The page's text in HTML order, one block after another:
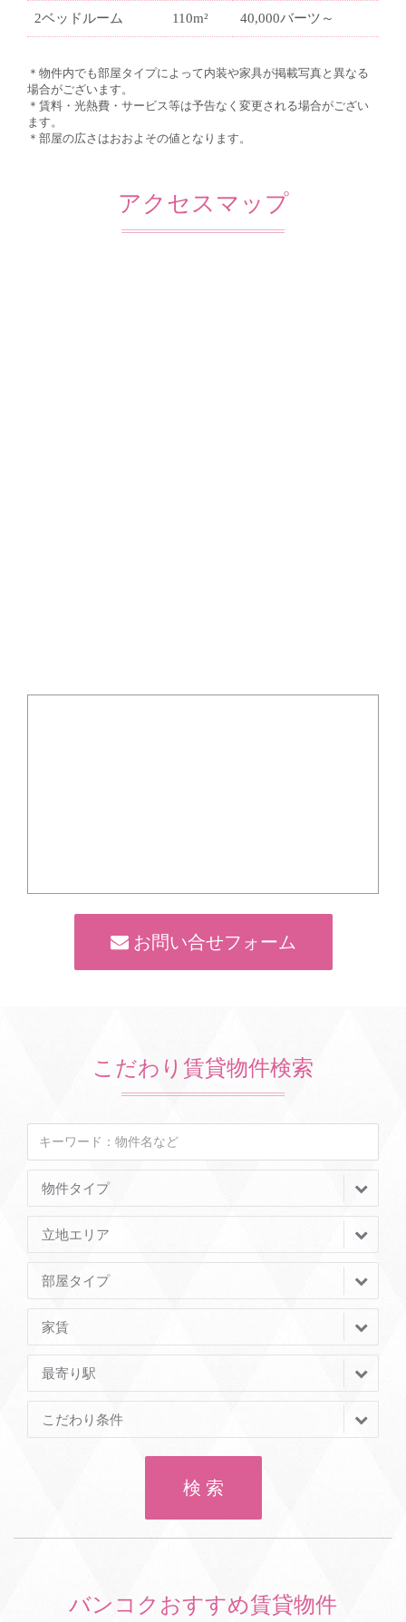
2ベッドルーム 110m² 40,000バーツ～
＊物件内でも部屋タイプによって内装や家具が掲載写真と異なる
場合がございます。
＊賃料・光熱費・サービス等は予告なく変更される場合がござい
ます。
＊部屋の広さはおおよその値となります。
アクセスマップ
お問い合せフォーム
こだわり賃貸物件検索
物件タイプ
立地エリア
部屋タイプ
家賃
最寄り駅
こだわり条件
検 索
バンコクおすすめ賃貸物件